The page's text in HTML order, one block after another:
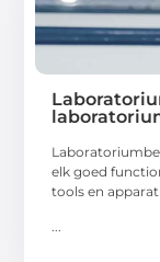
elk goed
tools en